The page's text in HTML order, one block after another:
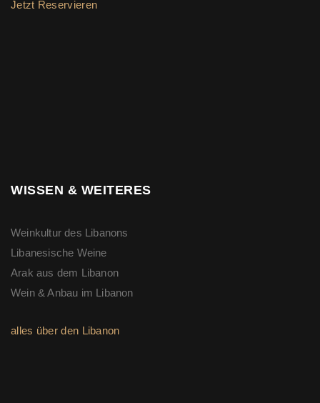
Jetzt Reservieren
WISSEN & WEITERES
Weinkultur des Libanons
Libanesische Weine
Arak aus dem Libanon
Wein & Anbau im Libanon
alles über den Libanon